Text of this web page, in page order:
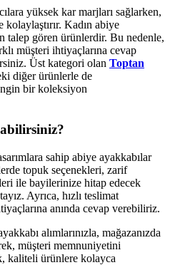
yüksek kar marjları sağlarken,
Kadın abiye
talep gören ürünlerdir. Bu nedenle,
müşteri ihtiyaçlarına cevap
Üst kategori olan Toptan
diğer ürünlerle de
bir koleksiyon
sahip abiye ayakkabılar
topuk seçenekleri, zarif
ile bayilerinize hitap edecek
Ayrıca, hızlı teslimat
anında cevap verebiliriz.
alımlarınızla, mağazanızda
müşteri memnuniyetini
kaliteli ürünlere kolayca